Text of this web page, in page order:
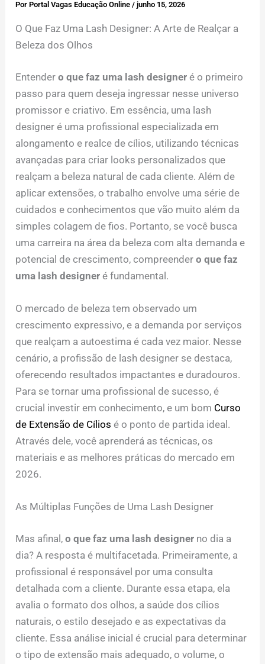
PorPortal Vagas Educação Online/junho 15, 2026
O Que Faz Uma Lash Designer: A Arte de Realçar a
Beleza dos Olhos
Entendero que faz uma lash designer é o primeiro
passo para quem deseja ingressar nesse universo
promissor e criativo. Em essência, uma lash
designer é uma profissional especializada em
alongamento e realce de cílios, utilizando técnicas
avançadas para criar looks personalizados que
realçam a beleza natural de cada cliente. Além de
aplicar extensões, o trabalho envolve uma série de
cuidados e conhecimentos que vão muito além da
simples colagem de fios. Portanto, se você busca
uma carreira na área da beleza com alta demanda e
potencial de crescimento, compreendero que faz
uma lash designer é fundamental.
O mercado de beleza tem observado um
crescimento expressivo, e a demanda por serviços
que realçam a autoestima é cada vez maior. Nesse
cenário, a profissão de lash designer se destaca,
oferecendo resultados impactantes e duradouros.
Para se tornar uma profissional de sucesso, é
crucial investir em conhecimento, e um bom Curso
de Extensão de Cílios é o ponto de partida ideal.
Através dele, você aprenderá as técnicas, os
materiais e as melhores práticas do mercado em
2026.
As Múltiplas Funções de Uma Lash Designer
Mas afinal,o que faz uma lash designer no dia a
dia? A resposta é multifacetada. Primeiramente, a
profissional é responsável por uma consulta
detalhada com a cliente. Durante essa etapa, ela
avalia o formato dos olhos, a saúde dos cílios
naturais, o estilo desejado e as expectativas da
cliente. Essa análise inicial é crucial para determinar
o tipo de extensão mais adequado, o volume, o